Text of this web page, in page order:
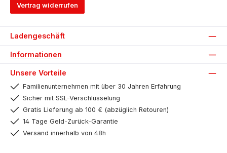
Vertrag widerrufen
Ladengeschäft
Informationen
Unsere Vorteile
Familienunternehmen mit über 30 Jahren Erfahrung
Sicher mit SSL-Verschlüsselung
Gratis Lieferung ab 100 € (abzüglich Retouren)
14 Tage Geld-Zurück-Garantie
Versand innerhalb von 48h